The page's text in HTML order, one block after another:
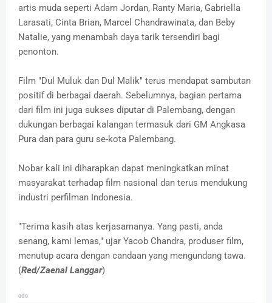
artis muda seperti Adam Jordan, Ranty Maria, Gabriella
Larasati, Cinta Brian, Marcel Chandrawinata, dan Beby
Natalie, yang menambah daya tarik tersendiri bagi
penonton.
Film "Dul Muluk dan Dul Malik" terus mendapat sambutan
positif di berbagai daerah. Sebelumnya, bagian pertama
dari film ini juga sukses diputar di Palembang, dengan
dukungan berbagai kalangan termasuk dari GM Angkasa
Pura dan para guru se-kota Palembang.
Nobar kali ini diharapkan dapat meningkatkan minat
masyarakat terhadap film nasional dan terus mendukung
industri perfilman Indonesia.
"Terima kasih atas kerjasamanya. Yang pasti, anda
senang, kami lemas," ujar Yacob Chandra, produser film,
menutup acara dengan candaan yang mengundang tawa.
(Red/Zaenal Langgar)
ads